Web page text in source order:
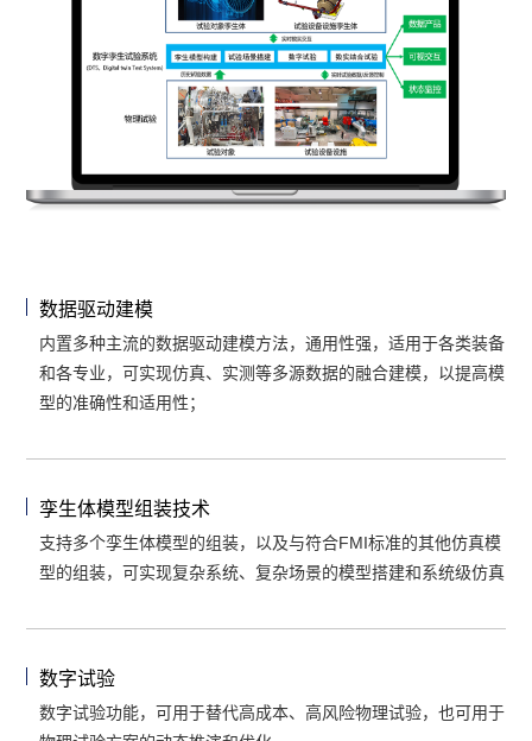
数据驱动建模
内置多种主流的数据驱动建模方法，通用性强，适用于各类装备
和各专业，可实现仿真、实测等多源数据的融合建模，以提高模
型的准确性和适用性；
孪生体模型组装技术
支持多个孪生体模型的组装，以及与符合FMI标准的其他仿真模
型的组装，可实现复杂系统、复杂场景的模型搭建和系统级仿真
数字试验
数字试验功能，可用于替代高成本、高风险物理试验，也可用于